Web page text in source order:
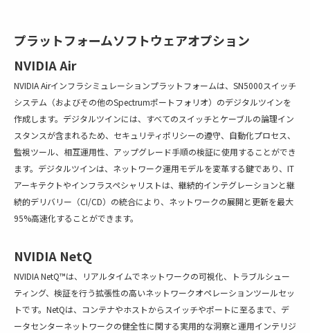
プラットフォームソフトウェアオプション
NVIDIA Air
NVIDIA Airインフラシミュレーションプラットフォームは、SN5000スイッチ
システム（およびその他のSpectrumポートフォリオ）のデジタルツインを
作成します。デジタルツインには、すべてのスイッチとケーブルの論理イン
スタンスが含まれるため、セキュリティポリシーの遵守、自動化プロセス、
監視ツール、相互運用性、アップグレード手順の検証に使用することができ
ます。デジタルツインは、ネットワーク運用モデルを変革する鍵であり、IT
アーキテクトやインフラスペシャリストは、継続的インテグレーションと継
続的デリバリー（CI/CD）の統合により、ネットワークの展開と更新を最大
95%高速化することができます。
NVIDIA NetQ
NVIDIA NetQ™は、リアルタイムでネットワークの可視化、トラブルシュー
ティング、検証を行う拡張性の高いネットワークオペレーションツールセッ
トです。NetQは、コンテナやホストからスイッチやポートに至るまで、デ
ータセンターネットワークの健全性に関する実用的な洞察と運用インテリジ